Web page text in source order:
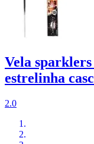
Vela sparklers
estrelinha
2.0